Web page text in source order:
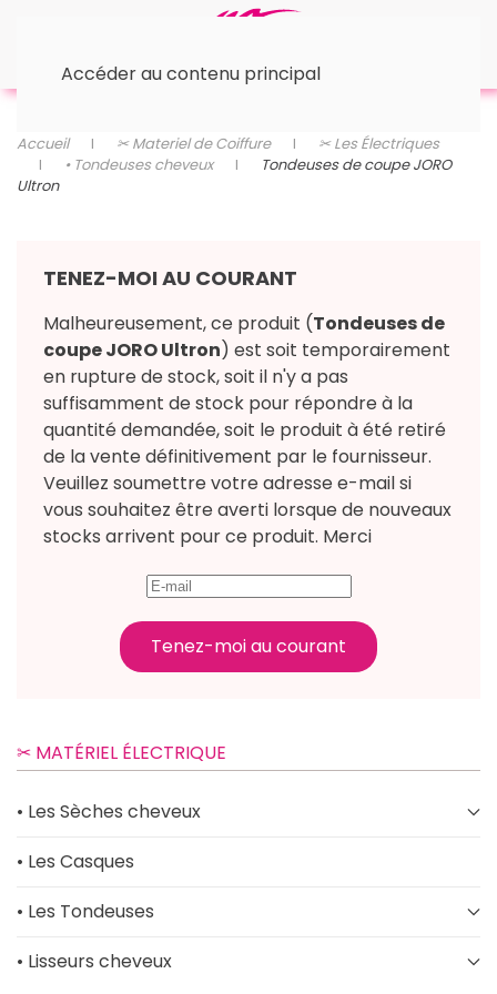
Accéder au contenu principal
Accueil ✂︎ Materiel de Coiffure
✂︎ Les Électriques
• Tondeuses cheveux
Tondeuses de coupe JORO
Ultron
TENEZ-MOI AU COURANT
Malheureusement, ce produit (Tondeuses de
coupe JORO Ultron) est soit temporairement
en rupture de stock, soit il n'y a pas
suffisamment de stock pour répondre à la
quantité demandée, soit le produit à été retiré
de la vente définitivement par le fournisseur.
Veuillez soumettre votre adresse e-mail si
vous souhaitez être averti lorsque de nouveaux
stocks arrivent pour ce produit. Merci
Tenez-moi au courant
✂︎ MATÉRIEL ÉLECTRIQUE
• Les Sèches cheveux
• Les Casques
• Les Tondeuses
• Lisseurs cheveux